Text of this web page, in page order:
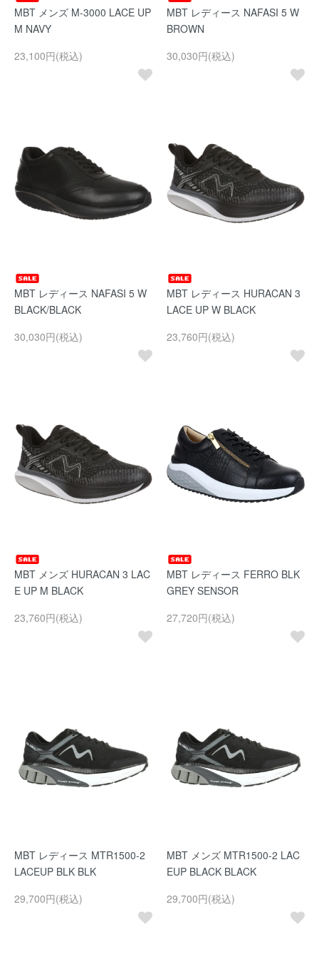
MBT メンズ M-3000 LACE UP
M NAVY
23,100円(税込)
MBT レディース NAFASI 5 W
BROWN
30,030円(税込)
MBT レディース NAFASI 5 W
BLACK/BLACK
30,030円(税込)
MBT レディース HURACAN 3
LACE UP W BLACK
23,760円(税込)
MBT メンズ HURACAN 3 LAC
E UP M BLACK
23,760円(税込)
MBT レディース FERRO BLK
GREY SENSOR
27,720円(税込)
MBT レディース MTR1500-2
LACEUP BLK BLK
29,700円(税込)
MBT メンズ MTR1500-2 LAC
EUP BLACK BLACK
29,700円(税込)